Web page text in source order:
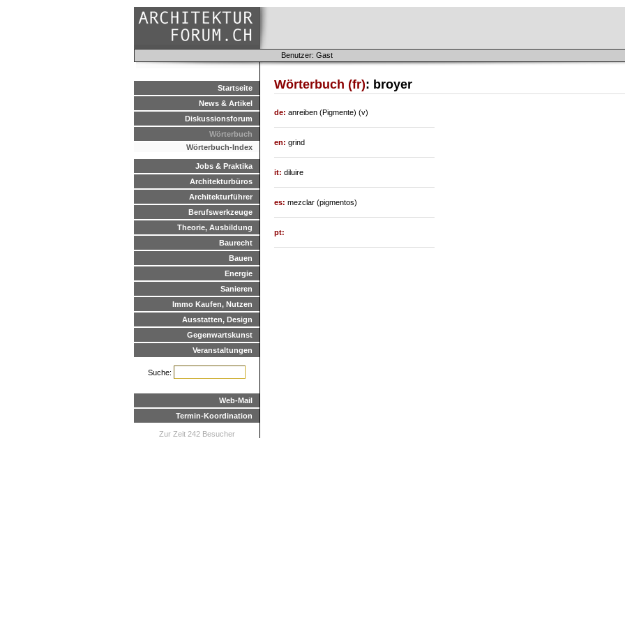
Benutzer: Gast
Startseite
News & Artikel
Diskussionsforum
Wörterbuch
Wörterbuch-Index
Jobs & Praktika
Architekturbüros
Architekturführer
Berufswerkzeuge
Theorie, Ausbildung
Baurecht
Bauen
Energie
Sanieren
Immo Kaufen, Nutzen
Ausstatten, Design
Gegenwartskunst
Veranstaltungen
Suche:
Web-Mail
Termin-Koordination
Zur Zeit 242 Besucher
Wörterbuch (fr): broyer
de: anreiben (Pigmente) (v)
en: grind
it: diluire
es: mezclar (pigmentos)
pt: